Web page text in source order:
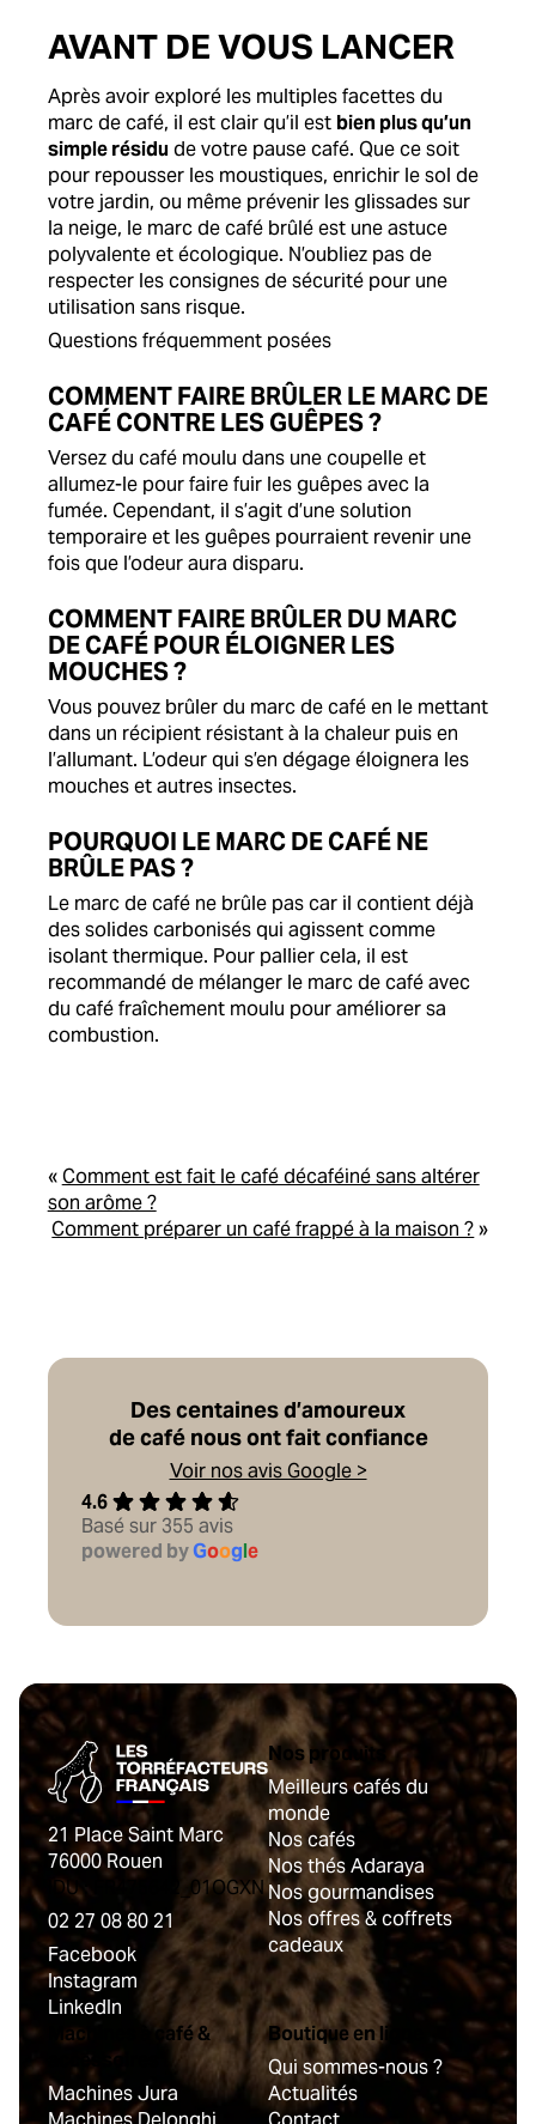
AVANT DE VOUS LANCER
Après avoir exploré les multiples facettes du
marc de café, il est clair qu’il est bien plus qu’un
simple résidude votre pause café. Que ce soit
pour repousser les moustiques, enrichir le sol de
votre jardin, ou même prévenir les glissades sur
la neige, le marc de café brûlé est une astuce
polyvalente et écologique. N’oubliez pas de
respecter les consignes de sécurité pour une
utilisation sans risque.
Questions fréquemment posées
COMMENT FAIRE BRÛLER LE MARC DE
CAFÉ CONTRE LES GUÊPES ?
Versez du café moulu dans une coupelle et
allumez-le pour faire fuir les guêpes avec la
fumée. Cependant, il s’agit d’une solution
temporaire et les guêpes pourraient revenir une
fois que l’odeur aura disparu.
COMMENT FAIRE BRÛLER DU MARC
DE CAFÉ POUR ÉLOIGNER LES
MOUCHES ?
Vous pouvez brûler du marc de café en le mettant
dans un récipient résistant à la chaleur puis en
l’allumant. L’odeur qui s’en dégage éloignera les
mouches et autres insectes.
POURQUOI LE MARC DE CAFÉ NE
BRÛLE PAS ?
Le marc de café ne brûle pas car il contient déjà
des solides carbonisés qui agissent comme
isolant thermique. Pour pallier cela, il est
recommandé de mélanger le marc de café avec
du café fraîchement moulu pour améliorer sa
combustion.
«Comment est fait le café décaféiné sans altérer
son arôme ?
Comment préparer un café frappé à la maison ?»
Des centaines d’amoureux
de café nous ont fait confiance
Voir nos avis Google >
4.6
Basé sur 355 avis
powered byGoogle
21 Place Saint Marc
76000 Rouen
IDU : FR475642_01OGXN
02 27 08 80 21
Facebook
Instagram
LinkedIn
Nos produits
Meilleurs cafés du
monde
Nos cafés
Nos thés Adaraya
Nos gourmandises
Nos offres & coffrets
cadeaux
Machines à café &
accessoires
Machines Jura
Boutique en ligne
Qui sommes-nous ?
Actualités